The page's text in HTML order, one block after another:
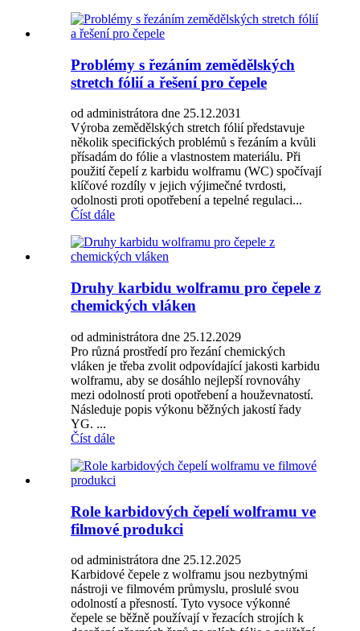
Problémy s řezáním zemědělských
stretch fólií a řešení pro čepele
od administrátora dne 25.12.2031
Výroba zemědělských stretch fólií představuje
několik specifických problémů s řezáním a kvůli
přísadám do fólie a vlastnostem materiálu. Při
použití čepelí z karbidu wolframu (WC) spočívají
klíčové rozdíly v jejich výjimečné tvrdosti,
odolnosti proti opotřebení a tepelné regulaci...
Číst dále
Druhy karbidu wolframu pro čepele z
chemických vláken
od administrátora dne 25.12.2029
Pro různá prostředí pro řezání chemických
vláken je třeba zvolit odpovídající jakosti karbidu
wolframu, aby se dosáhlo nejlepší rovnováhy
mezi odolností proti opotřebení a houževnatostí.
Následuje popis výkonu běžných jakostí řady
YG. ...
Číst dále
Role karbidových čepelí wolframu ve
filmové produkci
od administrátora dne 25.12.2025
Karbidové čepele z wolframu jsou nezbytnými
nástroji ve filmovém průmyslu, proslulé svou
odolností a přesností. Tyto vysoce výkonné
čepele se běžně používají v řezacích strojích k